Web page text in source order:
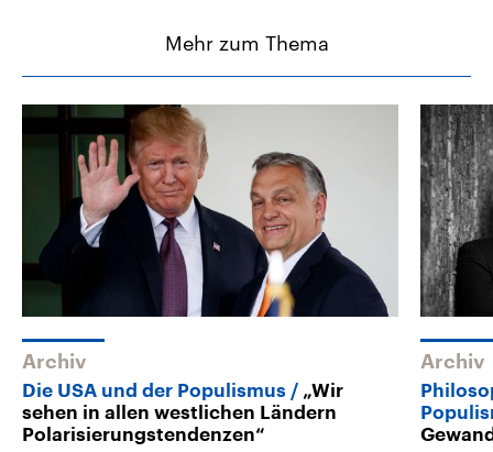
Mehr zum Thema
Archiv
Die USA und der Populismus
„Wir
sehen in allen westlichen Ländern
Polarisierungstendenzen“
Archiv